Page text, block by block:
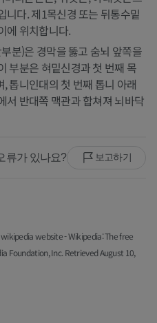
니다. 제1목신경 또는 뒤통수밑
에 위치합니다.
분)은 경막을 뚫고 숨뇌 앞쪽을
부분은 혀밑신경과 첫 번째 목
톱니인대의 첫 번째 톱니 아래
서 반대쪽 맥관과 합쳐져 뇌바닥
류가 있나요? 보고하기
website - Wikipedia: The free
Foundation, Inc. Retrieved August 10,